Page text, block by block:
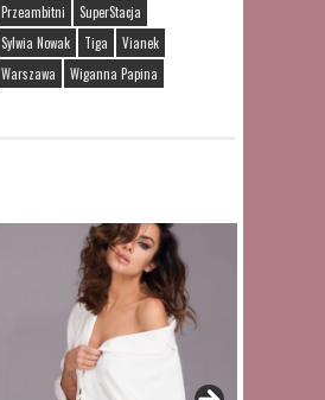
Przeambitni
SuperStacja
Sylwia Nowak
Tiga
Vianek
Warszawa
Wiganna Papina